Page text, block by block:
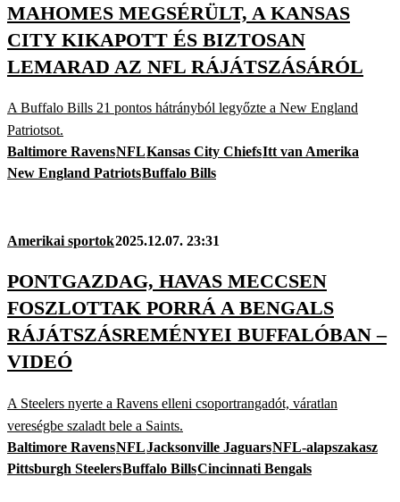
MAHOMES MEGSÉRÜLT, A KANSAS
CITY KIKAPOTT ÉS BIZTOSAN
LEMARAD AZ NFL RÁJÁTSZÁSÁRÓL
A Buffalo Bills 21 pontos hátrányból legyőzte a New England
Patriotsot.
Baltimore RavensNFLKansas City ChiefsItt van Amerika
New England PatriotsBuffalo Bills
Amerikai sportok2025.12.07. 23:31
PONTGAZDAG, HAVAS MECCSEN
FOSZLOTTAK PORRÁ A BENGALS
RÁJÁTSZÁSREMÉNYEI BUFFALÓBAN –
VIDEÓ
A Steelers nyerte a Ravens elleni csoportrangadót, váratlan
vereségbe szaladt bele a Saints.
Baltimore RavensNFLJacksonville JaguarsNFL-alapszakasz
Pittsburgh SteelersBuffalo BillsCincinnati Bengals